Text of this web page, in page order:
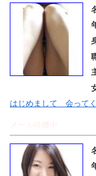
はじめまして 会って